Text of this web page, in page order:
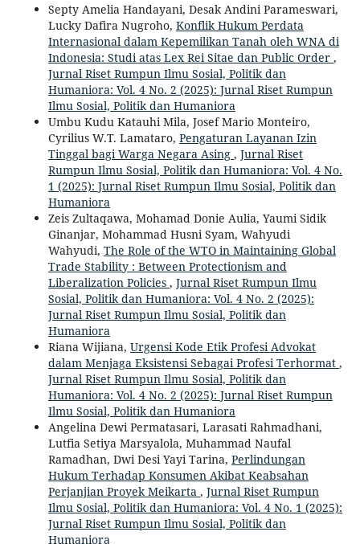
Septy Amelia Handayani, Desak Andini Parameswari,
Lucky Dafira Nugroho, Konflik Hukum Perdata
Internasional dalam Kepemilikan Tanah oleh WNA di
Indonesia: Studi atas Lex Rei Sitae dan Public Order ,
Jurnal Riset Rumpun Ilmu Sosial, Politik dan
Humaniora: Vol. 4 No. 2 (2025): Jurnal Riset Rumpun
Ilmu Sosial, Politik dan Humaniora
Umbu Kudu Katauhi Mila, Josef Mario Monteiro,
Cyrilius W.T. Lamataro, Pengaturan Layanan Izin
Tinggal bagi Warga Negara Asing , Jurnal Riset
Rumpun Ilmu Sosial, Politik dan Humaniora: Vol. 4 No.
1 (2025): Jurnal Riset Rumpun Ilmu Sosial, Politik dan
Humaniora
Zeis Zultaqawa, Mohamad Donie Aulia, Yaumi Sidik
Ginanjar, Mohammad Husni Syam, Wahyudi
Wahyudi, The Role of the WTO in Maintaining Global
Trade Stability : Between Protectionism and
Liberalization Policies , Jurnal Riset Rumpun Ilmu
Sosial, Politik dan Humaniora: Vol. 4 No. 2 (2025):
Jurnal Riset Rumpun Ilmu Sosial, Politik dan
Humaniora
Riana Wijiana, Urgensi Kode Etik Profesi Advokat
dalam Menjaga Eksistensi Sebagai Profesi Terhormat ,
Jurnal Riset Rumpun Ilmu Sosial, Politik dan
Humaniora: Vol. 4 No. 2 (2025): Jurnal Riset Rumpun
Ilmu Sosial, Politik dan Humaniora
Angelina Dewi Permatasari, Larasati Rahmadhani,
Lutfia Setiya Marsyalola, Muhammad Naufal
Ramadhan, Dwi Desi Yayi Tarina, Perlindungan
Hukum Terhadap Konsumen Akibat Keabsahan
Perjanjian Proyek Meikarta , Jurnal Riset Rumpun
Ilmu Sosial, Politik dan Humaniora: Vol. 4 No. 1 (2025):
Jurnal Riset Rumpun Ilmu Sosial, Politik dan
Humaniora